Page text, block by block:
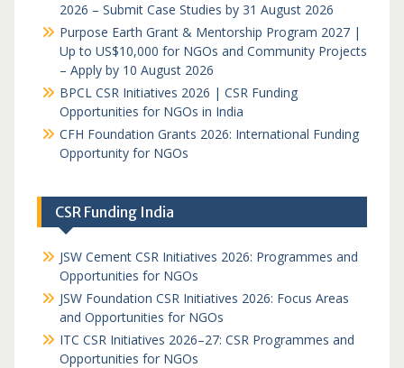
2026 – Submit Case Studies by 31 August 2026
Purpose Earth Grant & Mentorship Program 2027 |
Up to US$10,000 for NGOs and Community Projects
– Apply by 10 August 2026
BPCL CSR Initiatives 2026 | CSR Funding
Opportunities for NGOs in India
CFH Foundation Grants 2026: International Funding
Opportunity for NGOs
CSR Funding India
JSW Cement CSR Initiatives 2026: Programmes and
Opportunities for NGOs
JSW Foundation CSR Initiatives 2026: Focus Areas
and Opportunities for NGOs
ITC CSR Initiatives 2026–27: CSR Programmes and
Opportunities for NGOs